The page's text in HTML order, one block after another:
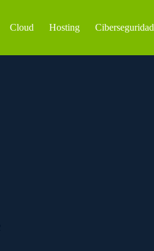
Cloud Hosting Ciberseguridad